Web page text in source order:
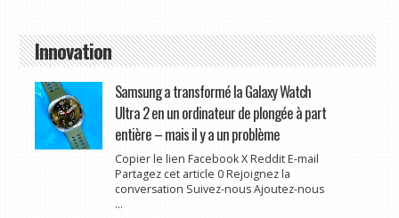
Innovation
Samsung a transformé la Galaxy Watch
Ultra 2 en un ordinateur de plongée à part
entière – mais il y a un problème
Copier le lien Facebook X Reddit E-mail
Partagez cet article 0 Rejoignez la
conversation Suivez-nous Ajoutez-nous
...